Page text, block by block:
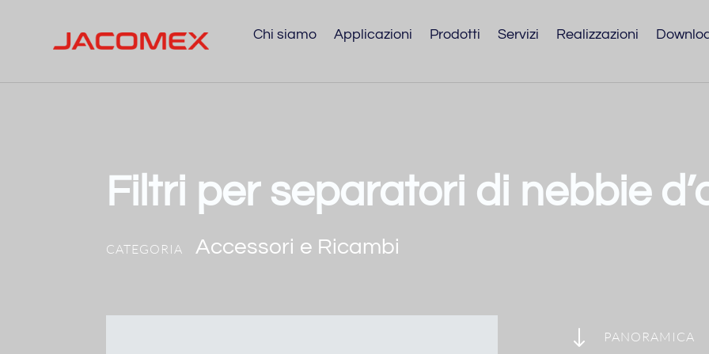
Chi siamo Applicazioni Prodotti Servizi Realizzazioni
Filtri per separatori di nebbie
CATEGORIA Accessori e Ricambi
" PANORAMICA